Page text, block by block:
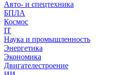
Авто- и спецтехника
БПЛА
Космос
IT
Наука и промышленность
Энергетика
Экономика
Двигателестроение